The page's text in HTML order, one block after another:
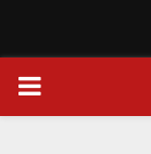
PRIMARY